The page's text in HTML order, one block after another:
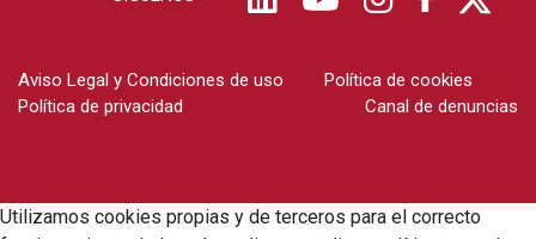
Aviso Legal y Condiciones de uso
Política de cookies
Política de privacidad
Canal de denuncias
Utilizamos cookies propias y de terceros para el correcto